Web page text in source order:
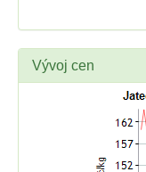
Vývoj cen